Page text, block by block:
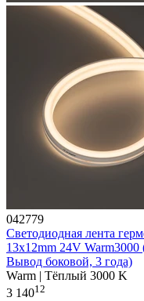
042779
Светодиодная лента
13x12mm 24V
Вывод боковой, 3 года)
Warm | Тёплый 3000 K
3 14012